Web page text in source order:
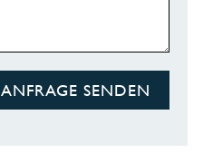
ANFRAGE SENDEN